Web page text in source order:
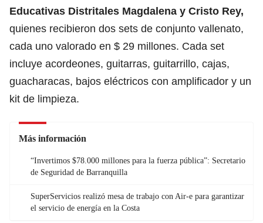
Educativas Distritales Magdalena y Cristo Rey,
quienes recibieron dos sets de conjunto vallenato,
cada uno valorado en $ 29 millones. Cada set
incluye acordeones, guitarras, guitarrillo, cajas,
guacharacas, bajos eléctricos con amplificador y un
kit de limpieza.
Más información
“Invertimos $78.000 millones para la fuerza pública”: Secretario
de Seguridad de Barranquilla
SuperServicios realizó mesa de trabajo con Air-e para garantizar
el servicio de energía en la Costa